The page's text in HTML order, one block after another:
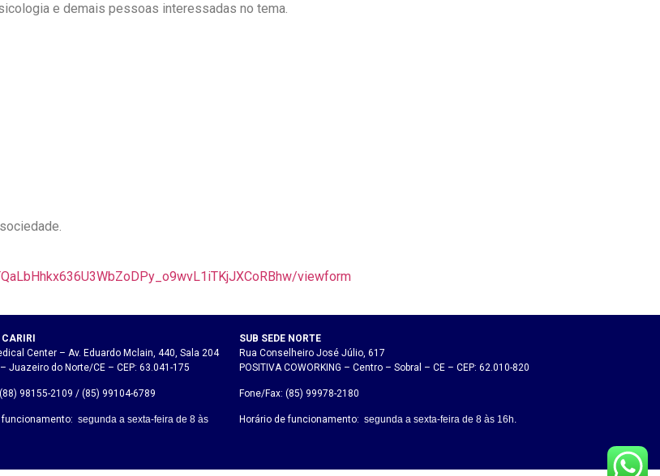
e demais pessoas interessadas no tema.
viewform
CARIRI
Center – Av. Eduardo Mclain, 440, Sala 204
Juazeiro do Norte/CE – CEP: 63.041-175
98155-2109 / (85) 99104-6789
funcionamento: segunda a sexta-feira de 8 às
SUB SEDE NORTE
Rua Conselheiro José Júlio, 617
POSITIVA COWORKING – Centro – Sobral – CE – CEP: 62.010-820
Fone/Fax: (85) 99978-2180
Horário de funcionamento: segunda a sexta-feira de 8 às 16h.